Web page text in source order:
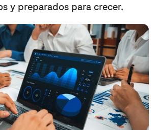
y preparados para crecer.